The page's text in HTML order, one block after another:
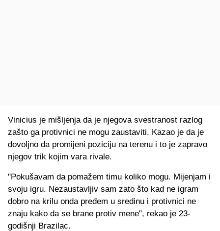
Vinicius je mišljenja da je njegova svestranost razlog
zašto ga protivnici ne mogu zaustaviti. Kazao je da je
dovoljno da promijeni poziciju na terenu i to je zapravo
njegov trik kojim vara rivale.
"Pokušavam da pomažem timu koliko mogu. Mijenjam i
svoju igru. Nezaustavljiv sam zato što kad ne igram
dobro na krilu onda pređem u sredinu i protivnici ne
znaju kako da se brane protiv mene", rekao je 23-
godišnji Brazilac.